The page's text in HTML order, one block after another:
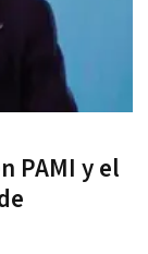
PAMI y el